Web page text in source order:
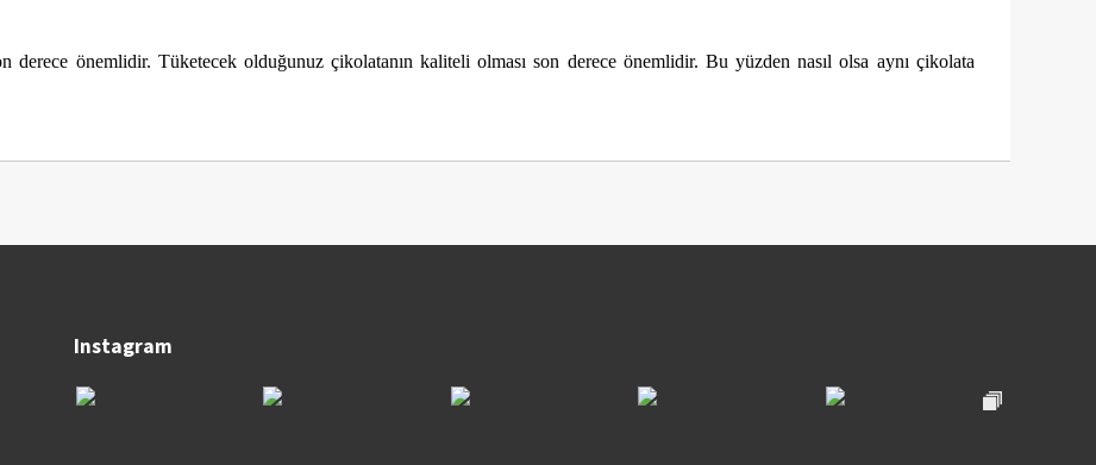
derece önemlidir. Tüketecek olduğunuz çikolatanın kaliteli olması son derece önemlidir. Bu yüzden nasıl olsa aynı çikolata
Instagram